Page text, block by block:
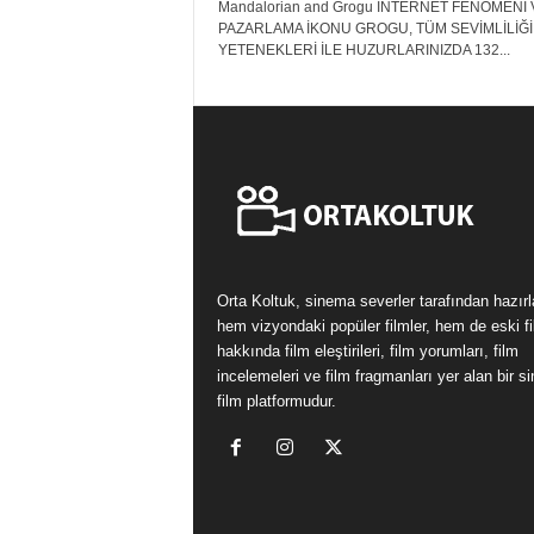
Mandalorian and Grogu İNTERNET FENOMENİ
PAZARLAMA İKONU GROGU, TÜM
YETENEKLERİ İLE HUZURLARINIZDA 132...
Orta Koltuk, sinema severler tarafından
hem vizyondaki popüler filmler, hem de eski
hakkında film eleştirileri, film yorumları, film
incelemeleri ve film fragmanları yer alan bir
film platformudur.